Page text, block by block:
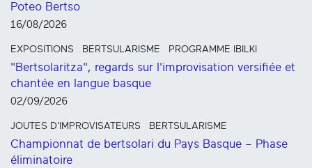
Poteo Bertso
16/08/2026
EXPOSITIONS BERTSULARISME PROGRAMME IBILKI
"Bertsolaritza", regards sur l'improvisation versifiée et
chantée en langue basque
02/09/2026
JOUTES D'IMPROVISATEURS BERTSULARISME
Championnat de bertsolari du Pays Basque – Phase
éliminatoire